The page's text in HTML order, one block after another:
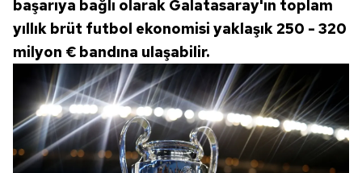
başarıya bağlı olarak Galatasaray'ın toplam
yıllık brüt futbol ekonomisi yaklaşık 250 - 320
milyon € bandına ulaşabilir.